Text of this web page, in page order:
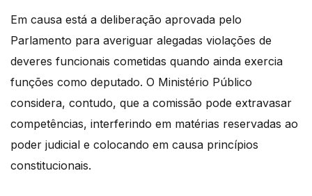
Em causa está a deliberação aprovada pelo
Parlamento para averiguar alegadas violações de
deveres funcionais cometidas quando ainda exercia
funções como deputado. O Ministério Público
considera, contudo, que a comissão pode extravasar
competências, interferindo em matérias reservadas ao
poder judicial e colocando em causa princípios
constitucionais.